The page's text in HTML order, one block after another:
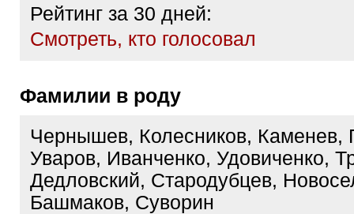
Рейтинг за 30 дней:
Cмотреть, кто голосовал
Фамилии в роду
Чернышев, Колесников, Каменев,
Уваров, Иванченко, Удовиченко,
Дедловский, Стародубцев,
Башмаков, Суворин